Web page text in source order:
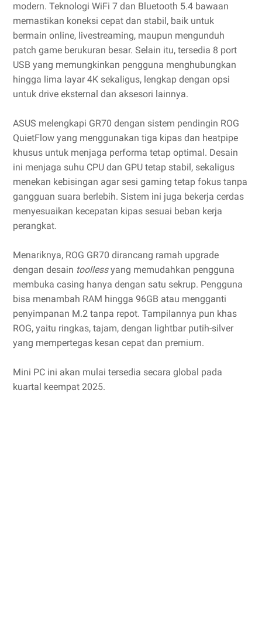
modern. Teknologi WiFi 7 dan Bluetooth 5.4 bawaan
memastikan koneksi cepat dan stabil, baik untuk
bermain online, livestreaming, maupun mengunduh
patch game berukuran besar. Selain itu, tersedia 8 port
USB yang memungkinkan pengguna menghubungkan
hingga lima layar 4K sekaligus, lengkap dengan opsi
untuk drive eksternal dan aksesori lainnya.
ASUS melengkapi GR70 dengan sistem pendingin ROG
QuietFlow yang menggunakan tiga kipas dan heatpipe
khusus untuk menjaga performa tetap optimal. Desain
ini menjaga suhu CPU dan GPU tetap stabil, sekaligus
menekan kebisingan agar sesi gaming tetap fokus tanpa
gangguan suara berlebih. Sistem ini juga bekerja cerdas
menyesuaikan kecepatan kipas sesuai beban kerja
perangkat.
Menariknya, ROG GR70 dirancang ramah upgrade
dengan desain toollessyang memudahkan pengguna
membuka casing hanya dengan satu sekrup. Pengguna
bisa menambah RAM hingga 96GB atau mengganti
penyimpanan M.2 tanpa repot. Tampilannya pun khas
ROG, yaitu ringkas, tajam, dengan lightbar putih-silver
yang mempertegas kesan cepat dan premium.
Mini PC ini akan mulai tersedia secara global pada
kuartal keempat 2025.